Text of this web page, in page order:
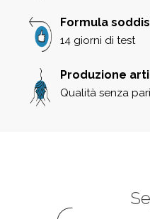
Formula
14 giorni di test
Produzione
Qualità senza pari